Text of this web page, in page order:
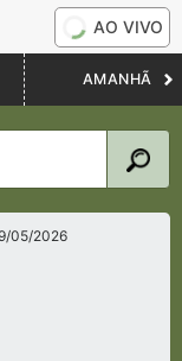
AO VIVO
AMANHÃ
05/2026